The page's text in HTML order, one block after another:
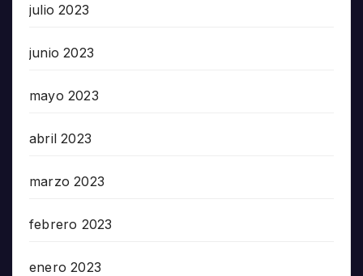
julio 2023
junio 2023
mayo 2023
abril 2023
marzo 2023
febrero 2023
enero 2023